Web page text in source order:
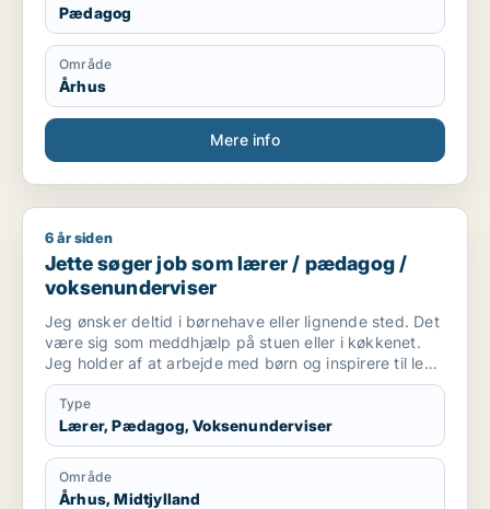
Pædagog
Område
Århus
Mere info
Jette søger job som lærer / pædagog / voksenunderviser
6 år siden
Jette søger job som lærer / pædagog /
voksenunderviser
Jeg ønsker deltid i børnehave eller lignende sted. Det
være sig som meddhjælp på stuen eller i køkkenet.
Jeg holder af at arbejde med børn og inspirere til leg
og social interaktion. Og at indgå i samarbejde
omkring at skabe optimalt miljø for børnene ..og
personale. Også praktiske præcise opgaver har jeg
det godt med.
Type
Lærer, Pædagog, Voksenunderviser
Område
Århus, Midtjylland